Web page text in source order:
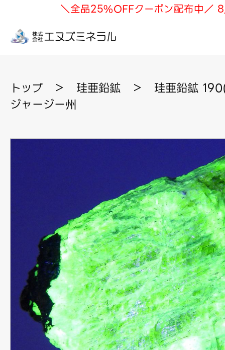
＼全品25%OFFクーポン配布中／
トップ ＞ 珪亜鉛鉱 ＞
珪亜鉛鉱
ジャージー州